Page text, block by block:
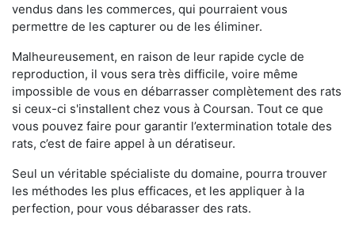
vendus dans les commerces, qui pourraient vous
permettre de les capturer ou de les éliminer.
Malheureusement, en raison de leur rapide cycle de
reproduction, il vous sera très difficile, voire même
impossible de vous en débarrasser complètement des rats
si ceux-ci s'installent chez vous à Coursan. Tout ce que
vous pouvez faire pour garantir l’extermination totale des
rats, c’est de faire appel à un dératiseur.
Seul un véritable spécialiste du domaine, pourra trouver
les méthodes les plus efficaces, et les appliquer à la
perfection, pour vous débarasser des rats.